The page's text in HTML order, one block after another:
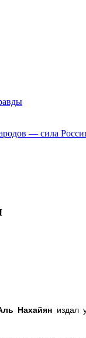
— сила
Нахайян издал